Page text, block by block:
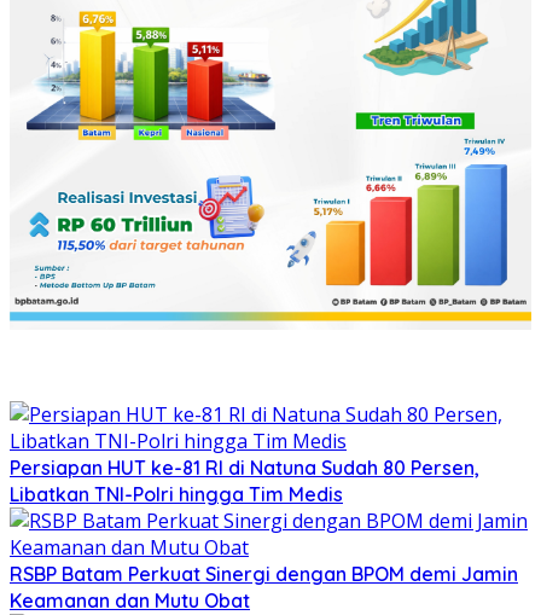
Persiapan HUT ke-81 RI di Natuna Sudah 80 Persen,
Libatkan TNI-Polri hingga Tim Medis
RSBP Batam Perkuat Sinergi dengan BPOM demi Jamin
Keamanan dan Mutu Obat